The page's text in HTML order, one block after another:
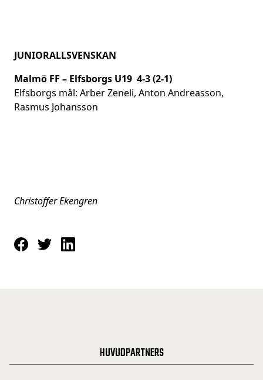
JUNIORALLSVENSKAN
Malmö FF – Elfsborgs U19 4-3 (2-1)
Elfsborgs mål: Arber Zeneli, Anton Andreasson,
Rasmus Johansson
Christoffer Ekengren
HUVUDPARTNERS